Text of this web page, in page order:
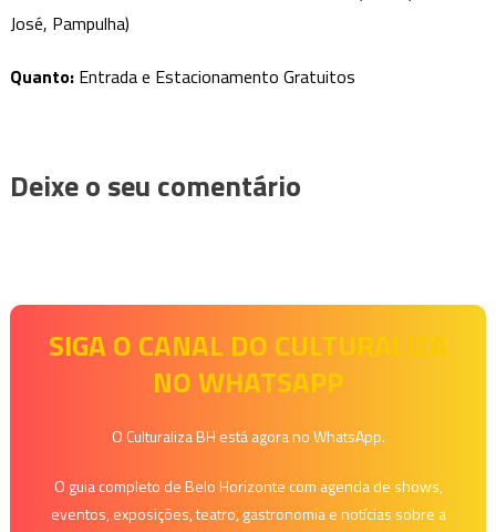
José, Pampulha)
Quanto:Entrada e Estacionamento Gratuitos
Deixe o seu comentário
SIGA O CANAL DO CULTURALIZA
NO WHATSAPP
O Culturaliza BH está agora no WhatsApp.
O guia completo de Belo Horizonte com agenda de shows,
eventos, exposições, teatro, gastronomia e notícias sobre a